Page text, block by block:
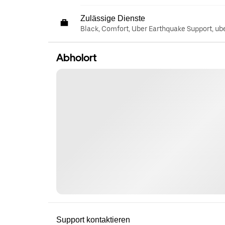
Zulässige Dienste
Black, Comfort, Uber Earthquake Support,
Abholort
Support kontaktieren